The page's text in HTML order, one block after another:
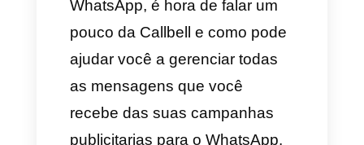
especial ou normal.
3) Selecione aplicativos de
mensageria como a sua
localização de conversão.